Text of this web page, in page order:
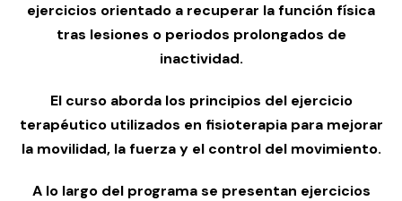
ejercicios orientado a recuperar la función física
tras lesiones o periodos prolongados de
inactividad.
El curso aborda los principios del ejercicio
terapéutico utilizados en fisioterapia para mejorar
la movilidad, la fuerza y el control del movimiento.
A lo largo del programa se presentan ejercicios